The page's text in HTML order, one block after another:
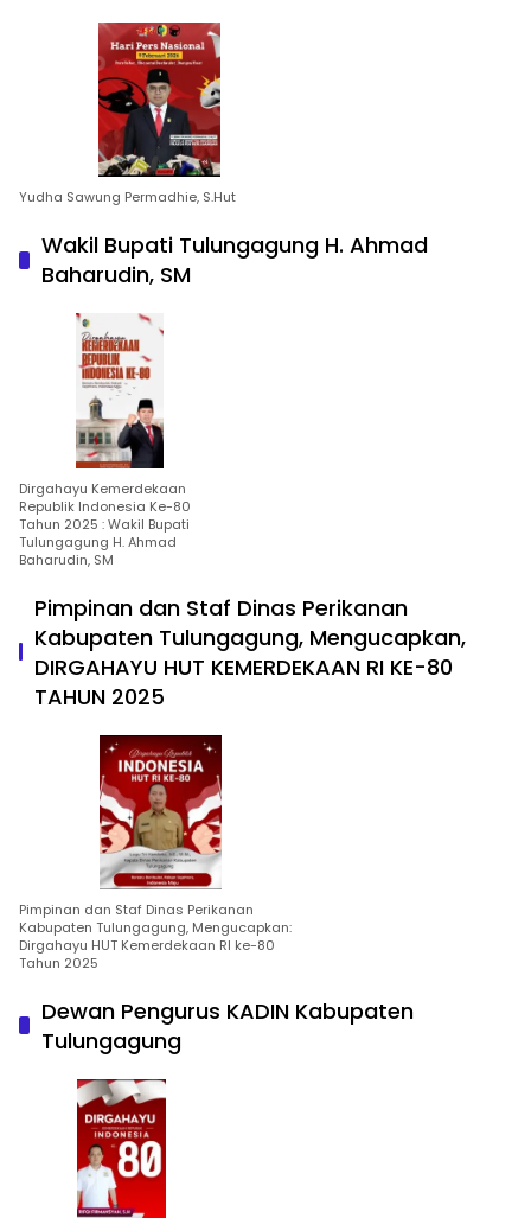
Yudha Sawung Permadhie, S.Hut
Wakil Bupati Tulungagung H. Ahmad
Baharudin, SM
Dirgahayu Kemerdekaan
Republik Indonesia Ke-80
Tahun 2025 : Wakil Bupati
Tulungagung H. Ahmad
Baharudin, SM
Pimpinan dan Staf Dinas Perikanan
Kabupaten Tulungagung, Mengucapkan,
DIRGAHAYU HUT KEMERDEKAAN RI KE-80
TAHUN 2025
Pimpinan dan Staf Dinas Perikanan
Kabupaten Tulungagung, Mengucapkan:
Dirgahayu HUT Kemerdekaan RI ke-80
Tahun 2025
Dewan Pengurus KADIN Kabupaten
Tulungagung